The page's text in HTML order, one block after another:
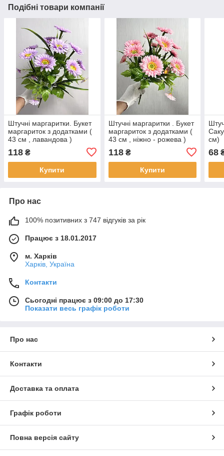
Подібні товари компанії
Штучні маргаритки. Букет
маргариток з додатками (
43 см , лавандова )
118 ₴
Купити
Штучні маргаритки . Букет
маргариток з додатками (
43 см , ніжно - рожева )
118₴
Купити
см)
68
Про нас
100% позитивних з 747 відгуків за рік
Працює з 18.01.2017
м. Харків
Харків, Україна
Контакти
Сьогодні працює з 09:00 до 17:30
Показати весь графік роботи
Про нас
Контакти
Доставка та оплата
Графік роботи
Повна версія сайту